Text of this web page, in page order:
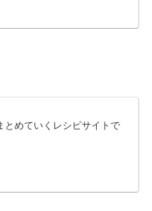
とめていくレシピサイトで